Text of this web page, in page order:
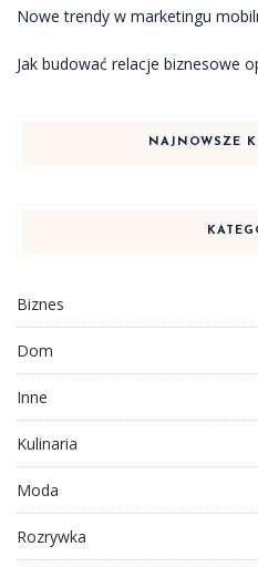
Nowe trendy w marketingu
Jak budować relacje biznesowe
NAJNOWSZE
Biznes
Dom
Inne
Kulinaria
Moda
Rozrywka